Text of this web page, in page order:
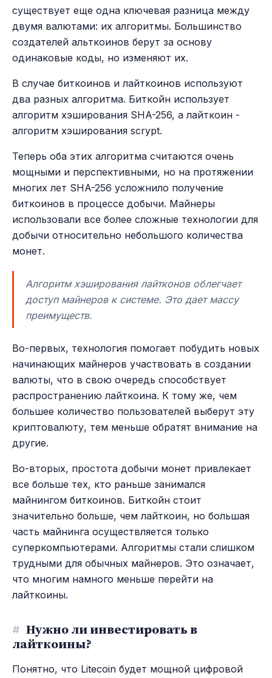
существует еще одна ключевая разница между
двумя валютами: их алгоритмы. Большинство
создателей альткоинов берут за основу
одинаковые коды, но изменяют их.
В случае биткоинов и лайткоинов используют
два разных алгоритма. Биткойн использует
алгоритм хэширования SHA-256, а лайткоин -
алгоритм хэширования scrypt.
Теперь оба этих алгоритма считаются очень
мощными и перспективными, но на протяжении
многих лет SHA-256 усложнило получение
биткоинов в процессе добычи. Майнеры
использовали все более сложные технологии для
добычи относительно небольшого количества
монет.
Алгоритм хэширования лайтконов облегчает
доступ майнеров к системе. Это дает массу
преимуществ.
Во-первых, технология помогает побудить новых
начинающих майнеров участвовать в создании
валюты, что в свою очередь способствует
распространению лайткоина. К тому же, чем
большее количество пользователей выберут эту
криптовалюту, тем меньше обратят внимание на
другие.
Во-вторых, простота добычи монет привлекает
все больше тех, кто раньше занимался
майнингом биткоинов. Биткойн стоит
значительно больше, чем лайткоин, но большая
часть майнинга осуществляется только
суперкомпьютерами. Алгоритмы стали слишком
трудными для обычных майнеров. Это означает,
что многим намного меньше перейти на
лайткоины.
# Нужно ли инвестировать в
лайткоины?
Понятно, что Litecoin будет мощной цифровой